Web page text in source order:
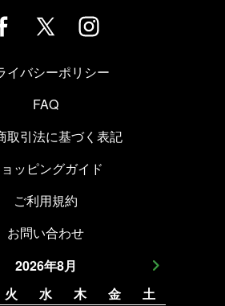
イバシーポリシー
FAQ
取引法に基づく表記
ッピングガイド
ご利用規約
お問い合わせ
2026年8月
火 水 木 金
土